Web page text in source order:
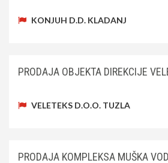
KONJUH D.D. KLADANJ
PRODAJA OBJEKTA DIREKCIJE
VELETEKS D.O.O. TUZLA
PRODAJA KOMPLEKSA MUŠKA